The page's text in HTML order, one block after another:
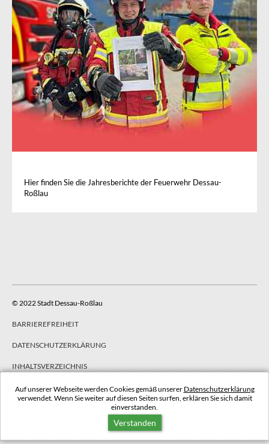
Auf unserer Webseite werden Cookies gemäß unserer Datenschutzerklärung
verwendet. Wenn Sie weiter auf diesen Seiten surfen, erklären Sie sich damit
einverstanden.
Verstanden
Hier finden Sie die Jahresberichte der Feuerwehr Dessau-
Roßlau
© 2022 Stadt Dessau-Roßlau
BARRIEREFREIHEIT
DATENSCHUTZERKLÄRUNG
INHALTSVERZEICHNIS
IMPRESSUM
NACH OBEN